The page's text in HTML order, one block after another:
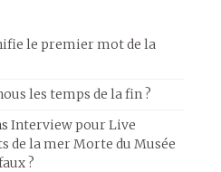
le premier mot de la
les temps de la fin ?
Interview pour Live
de la mer Morte du Musée
?